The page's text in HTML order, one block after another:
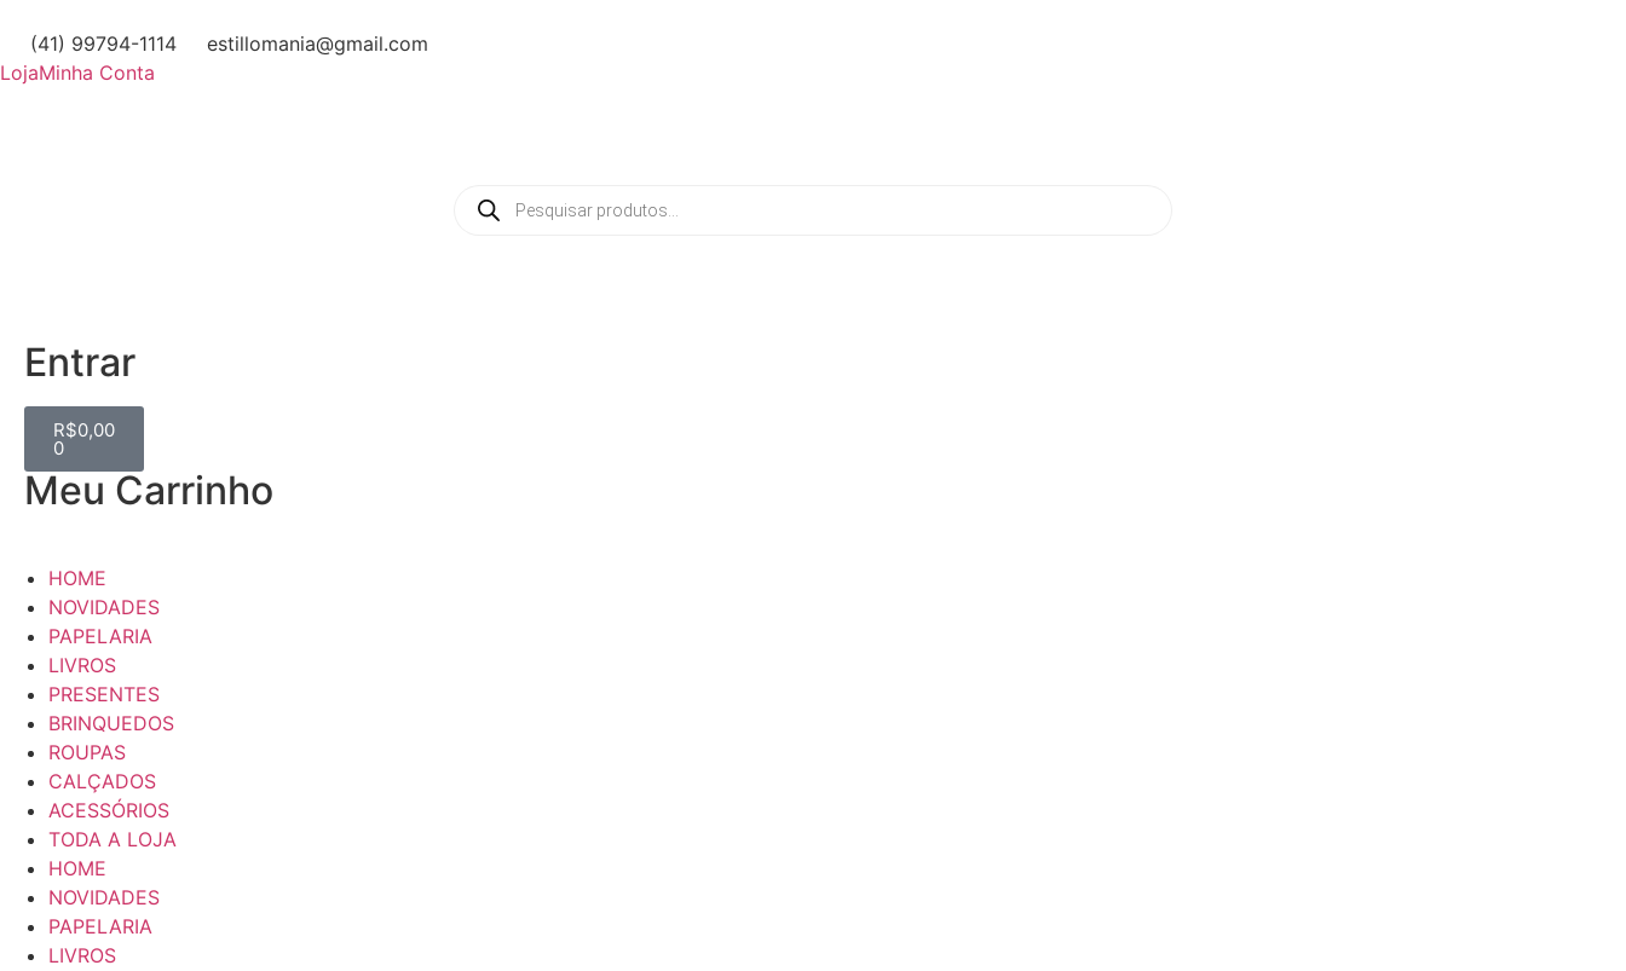
(41) 99794-1114
estillomania@gmail.com
LojaMinha Conta
Entrar
R$0,00
0
Meu Carrinho
HOME
NOVIDADES
PAPELARIA
LIVROS
PRESENTES
BRINQUEDOS
ROUPAS
CALÇADOS
ACESSÓRIOS
TODA A LOJA
HOME
NOVIDADES
PAPELARIA
LIVROS